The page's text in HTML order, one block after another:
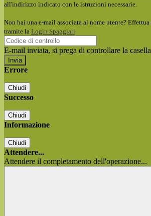
all'indirizzo indicato con le istruzioni necessarie.
Non hai una e-mail associata al nome utente?
tramite la Login Spaggiari
E-mail inviata, si prega di controllare la
Errore
Chiudi
Successo
Chiudi
Informazione
Chiudi
Attendere...
Attendere il completamento dell'operazione...